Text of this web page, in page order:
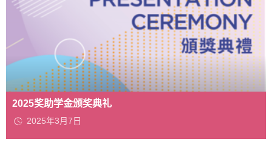
2025奖助学金颁奖典礼
2025年3月7日